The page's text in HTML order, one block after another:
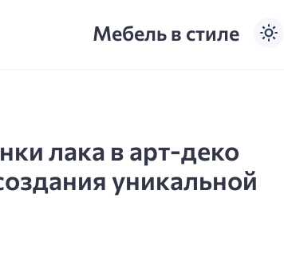
Мебель в стиле
лака в арт-деко
уникальной